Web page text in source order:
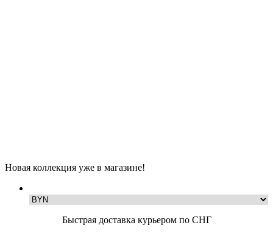
Новая коллекция уже в магазине!
Быстрая доставка курьером по СНГ